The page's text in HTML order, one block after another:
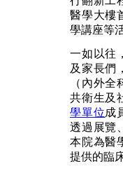
醫學大樓
學講座等
一如以往
及家長們
（內外
共衛生及
學單位成
透過展覽
本院為醫
提供的臨